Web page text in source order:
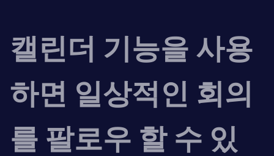
캘린더 기능을 사용
하면 일상적인 회의
를 팔로우 할 수 있